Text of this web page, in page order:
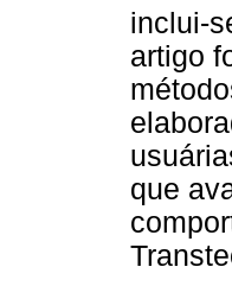
inclui-
artigo
que